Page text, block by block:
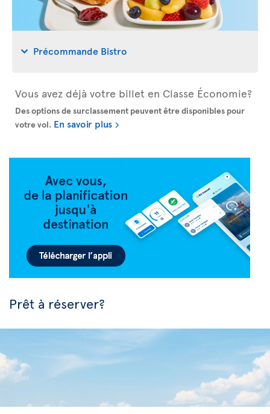
Précommande Bistro
Vous avez déjà votre billet en Classe Économie?
Des options de surclassement peuvent être disponibles pour
votre vol. En savoir plus
Prêt à réserver?